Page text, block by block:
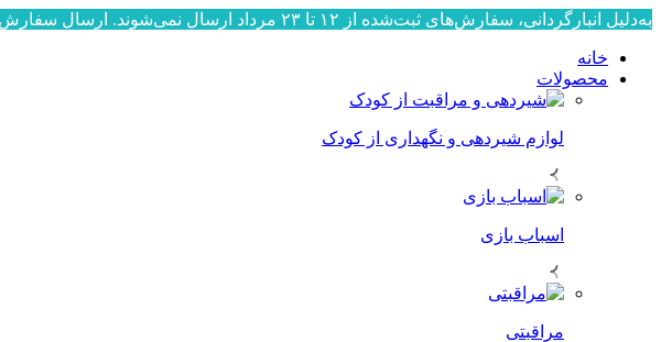
به‌دلیل انبارگردانی، سفارش‌های ثبت‌شده از ۱۲ تا ۲۳ مرداد ارسال نمی‌شوند. ارسال سفارش‌ها از ۲۴ مرداد به‌ترتیب ثبت، آغاز خواهد شد. از صبوری و همراهی شما سپاسگزاریم.
خانه
محصولات
لوازم شیردهی و نگهداری از کودک
اسباب بازی
مراقبتی